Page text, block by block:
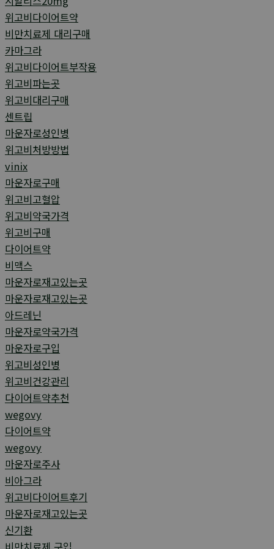
위고비다이어트약
비만치료제 대리구매
카마그라
위고비다이어트부작용
위고비파는곳
위고비대리구매
센트립
마운자로성인병
위고비처방방법
vinix
마운자로구매
위고비고혈압
위고비약국가격
위고비구매
다이어트약
비맥스
마운자로재고있는곳
마운자로재고있는곳
아드레닌
마운자로약국가격
마운자로구입
위고비성인병
위고비건강관리
다이어트약추천
wegovy
다이어트약
wegovy
마운자로주사
비아그라
위고비다이어트후기
마운자로재고있는곳
신기환